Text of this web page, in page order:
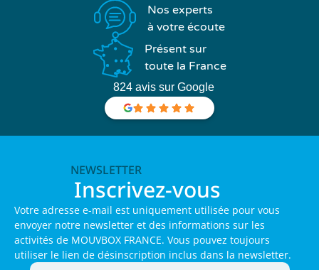
Nos experts
à votre écoute
Présent sur
toute la France
824 avis sur Google
NEWSLETTER
Inscrivez-vous
Votre adresse e-mail est uniquement utilisée pour vous
envoyer notre newsletter et des informations sur les
activités de MOUVBOX FRANCE. Vous pouvez toujours
utiliser le lien de désinscription inclus dans la newsletter.